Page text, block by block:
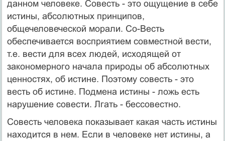
данном человеке. Совесть - это ощущение в себе
истины, абсолютных принципов,
общечеловеческой морали. Со-Весть
обеспечивается восприятием совместной вести,
т.е. вести для всех людей, исходящей от
закономерного начала природы об абсолютных
ценностях, об истине. Поэтому совесть - это
весть об истине. Подмена истины - ложь есть
нарушение совести. Лгать - бессовестно.
Совесть человека показывает какая часть истины
находится в нем. Если в человеке нет истины, а